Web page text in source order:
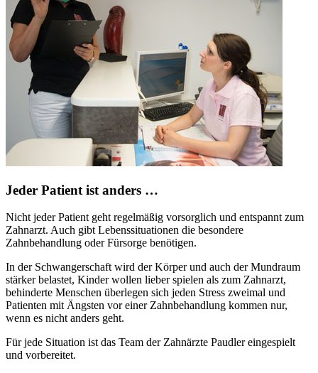
Jeder Patient ist anders …
Nicht jeder Patient geht regelmäßig vorsorglich und entspannt zum
Zahnarzt. Auch gibt Lebenssituationen die besondere
Zahnbehandlung oder Fürsorge benötigen.
In der Schwangerschaft wird der Körper und auch der Mundraum
stärker belastet, Kinder wollen lieber spielen als zum Zahnarzt,
behinderte Menschen überlegen sich jeden Stress zweimal und
Patienten mit Ängsten vor einer Zahnbehandlung kommen nur,
wenn es nicht anders geht.
Für jede Situation ist das Team der Zahnärzte Paudler eingespielt
und vorbereitet.